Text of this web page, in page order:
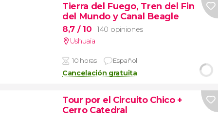
Tierra del Fuego, Tren del Fin
del Mundo y Canal Beagle
8,7 / 10
140 opiniones
Ushuaia
10 horas Español
Cancelación gratuita
Tour por el Circuito Chico +
Cerro Catedral